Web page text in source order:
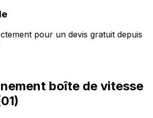
pour un devis gratuit depuis
boîte de vitesse
01)